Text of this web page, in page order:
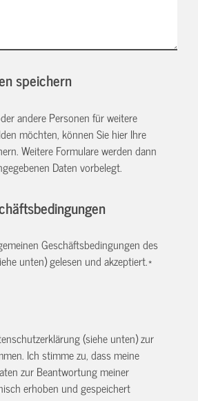
speichern
andere Personen für weitere
möchten, können Sie hier Ihre
Weitere Formulare werden dann
Daten vorbelegt.
Geschäftsbedingungen des
unten) gelesen und akzeptiert.*
(siehe unten) zur
Ich stimme zu, dass meine
zur Beantwortung meiner
erhoben und gespeichert